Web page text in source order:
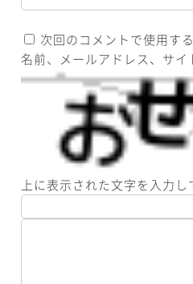
次回のコメントで使用す
名前、メールアドレス、サイ
上に表示された文字を入力し